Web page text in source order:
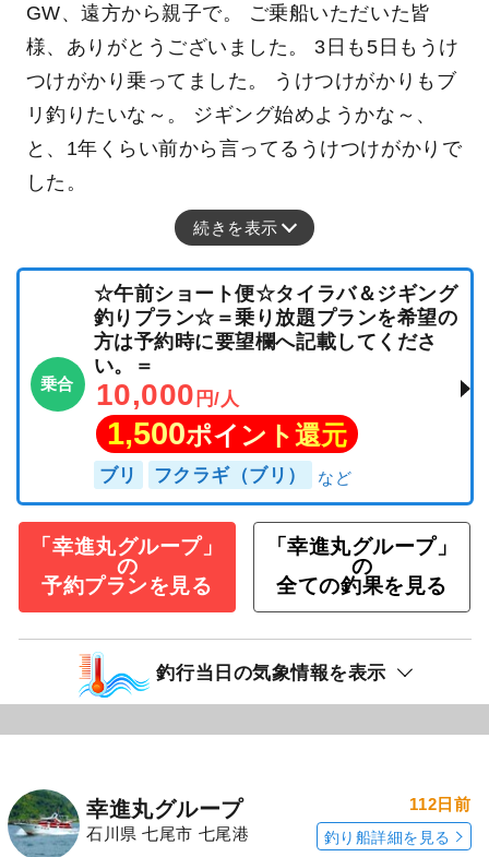
GW、遠方から親子で。 ご乗船いただいた皆
様、ありがとうございました。 3日も5日もうけ
つけがかり乗ってました。 うけつけがかりもブ
リ釣りたいな～。 ジギング始めようかな～、
と、1年くらい前から言ってるうけつけがかりで
した。
続きを表示
乗合
☆午前ショート便☆タイラバ＆ジギング
釣りプラン☆＝乗り放題プランを希望の
方は予約時に要望欄へ記載してくださ
い。＝
10,000 円/人
1,500ポイント還元
ブリ フクラギ（ブリ）
「幸進丸グループ」
の
予約プランを見る
「幸進丸グループ」
の
全ての釣果を見る
釣行当日の気象情報を表示
幸進丸グループ
石川県 七尾市 七尾港
112日前
釣り船詳細を見る